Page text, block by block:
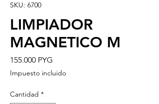
SKU: 6700
LIMPIADOR
MAGNETICO M
155.000 PYG
Impuesto incluido
Cantidad *